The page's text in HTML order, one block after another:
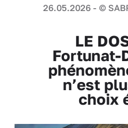
26.05.2026 - ©
LE
Fortunat-
n’est
choix